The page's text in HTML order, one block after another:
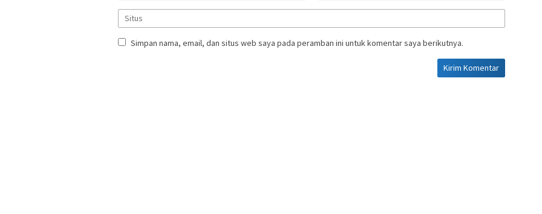
Simpan nama, email, dan situs web saya pada peramban ini untuk komentar saya berikutnya.